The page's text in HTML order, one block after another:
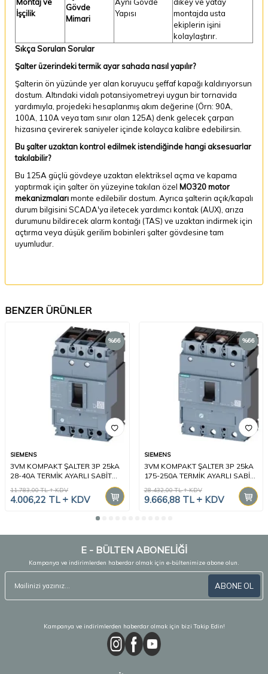
İşçilik
Gövde
Mimari
Yapısı
montajda usta
ekiplerin işini
kolaylaştırır.
Sıkça Sorulan Sorular
Şalter üzerindeki termik ayar sahada nasıl yapılır?
Şalterin ön yüzünde yer alan koruyucu şeffaf kapağı kaldırıyorsun
dostum. Altındaki vidalı potansiyometreyi uygun bir tornavida
yardımıyla, projedeki hesaplanmış akım değerine (Örn: 90A,
100A, 110A veya tam sınır olan 125A) denk gelecek çarpan
hizasına çevirerek saniyeler içinde kolayca kalibre edebilirsin.
Bu şalter uzaktan kontrol edilmek istendiğinde hangi aksesuarlar
takılabilir?
Bu 125A güçlü gövdeye uzaktan elektriksel açma ve kapama
yaptırmak için şalter ön yüzeyine takılan özel MO320 motor
mekanizmalarımonte edilebilir dostum. Ayrıca şalterin açık/kapalı
durum bilgisini SCADA'ya iletecek yardımcı kontak (AUX), arıza
durumunu bildirecek alarm kontağı (TAS) ve uzaktan indirmek için
açtırma veya düşük gerilim bobinleri şalter gövdesine tam
uyumludur.
BENZER ÜRÜNLER
%66
SIEMENS
3VM KOMPAKT ŞALTER 3P 25kA
28-40A TERMİK AYARLI SABİT
11.783,00TL KDV
4.006,22 TL KDV
%66
SIEMENS
3VM KOMPAKT ŞALTER 3P 25kA
175-250A TERMİK AYARLI SABİT
28.432,00TL KDV
9.666,88TL KDV
E - BÜLTEN ABONELİĞİ
Kampanya ve indirimlerden haberdar olmak için e-bültenimize abone olun.
ABONE OL
Kampanya ve indirimlerden haberdar olmak için bizi Takip Edin!